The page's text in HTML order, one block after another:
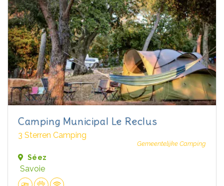
Camping Municipal Le Reclus
3 Sterren Camping
Gemeentelijke Camping
Séez
Savoie